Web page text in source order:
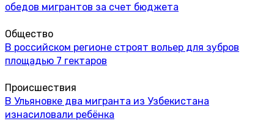
обедов мигрантов за счет бюджета
Общество
В российском регионе строят вольер для зубров
площадью 7 гектаров
Происшествия
В Ульяновке два мигранта из Узбекистана
изнасиловали ребёнка